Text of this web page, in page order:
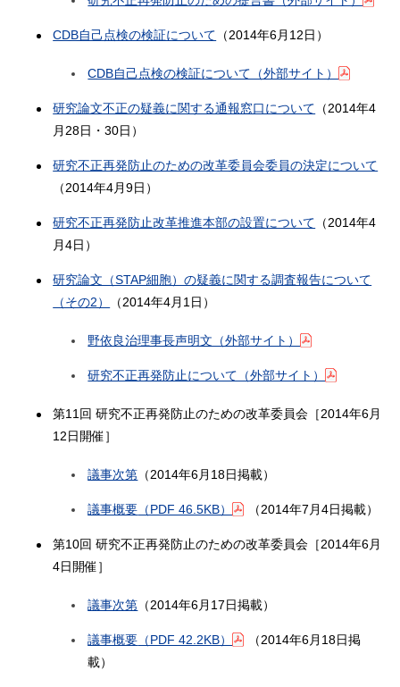
CDB自己点検の検証について （2014年6月12日）
CDB自己点検の検証について（外部サイト）
研究論文不正の疑義に関する通報窓口について （2014年4
月28日・30日）
研究不正再発防止のための改革委員会委員の決定について
（2014年4月9日）
研究不正再発防止改革推進本部の設置について （2014年4
月4日）
研究論文（STAP細胞）の疑義に関する調査報告について
（その2）
（2014年4月1日）
野依良治理事長声明文（外部サイト）
研究不正再発防止について（外部サイト）
第11回 研究不正再発防止のための改革委員会［2014年6月
12日開催］
議事次第 （2014年6月18日掲載）
議事概要 （PDF 46.5KB） （2014年7月4日掲載）
第10回 研究不正再発防止のための改革委員会［2014年6月
4日開催］
議事次第 （2014年6月17日掲載）
議事概要 （PDF 42.2KB）
（2014年6月18日掲
載）